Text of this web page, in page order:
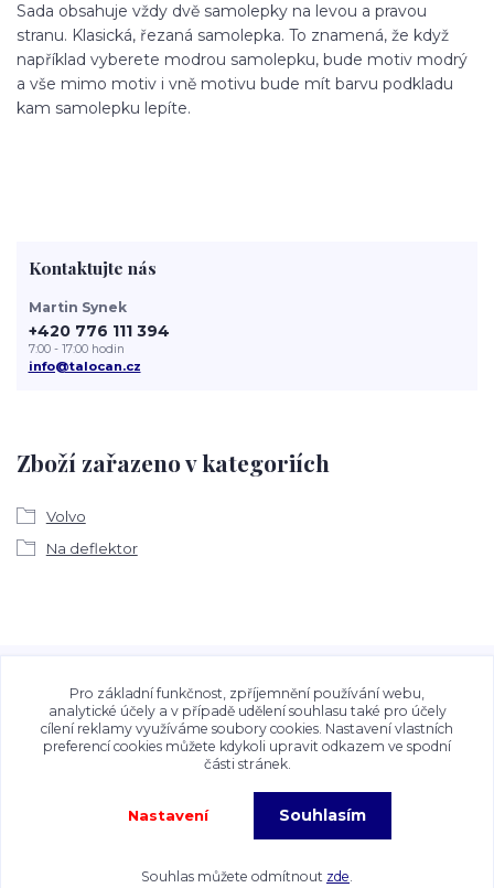
Sada obsahuje vždy dvě samolepky na levou a pravou
stranu. Klasická, řezaná samolepka. To znamená, že když
například vyberete modrou samolepku, bude motiv modrý
a vše mimo motiv i vně motivu bude mít barvu podkladu
kam samolepku lepíte.
Zboží zařazeno v kategoriích
Volvo
Na deflektor
Kontaktujte nás
Martin Synek
+420 776 111 394
7:00 - 17:00 hodin
info@talocan.cz
obsah zveřejněný na stránkách Talocan.cz a
CeskeSamolepky.cz jsou chráněny autorským právem. Jejich
použití bez předchozího písemného souhlasu provozovatele
je zakázáno.
Vytvořeno na
Eshop-rychle.cz
Pro základní funkčnost, zpříjemnění používání webu,
analytické účely a v případě udělení souhlasu také pro účely
cílení reklamy využíváme soubory cookies. Nastavení vlastních
preferencí cookies můžete kdykoli upravit odkazem ve spodní
části stránek.
Nastavení Souhlasím
Souhlas můžete odmítnout zde